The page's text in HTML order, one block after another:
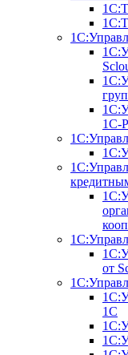
1С-
от
1С